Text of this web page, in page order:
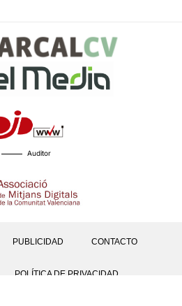
Auditor
PUBLICIDAD CONTACTO
POLÍTICA DE PRIVACIDAD